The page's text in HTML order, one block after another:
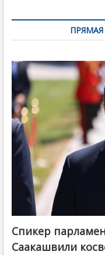
ПРЯМАЯ
Спикер
Саакашвили